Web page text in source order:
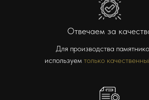
Отвечаем за
Для производства
используем только